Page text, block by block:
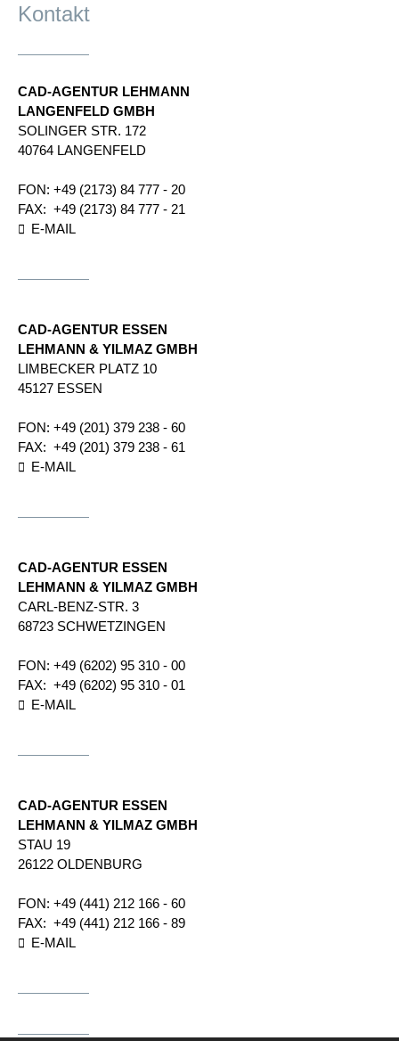
Kontakt
CAD-AGENTUR LEHMANN
LANGENFELD GMBH
SOLINGER STR.​ 172​
40764 LANGENFELD
FON: +49 (2173) 84 777 - 20
FAX: +49 (2173) 84 777 - 21
E-MAIL
CAD-AGENTUR ESSEN
LEHMANN & YILMAZ GMBH
LIMBECKER PLATZ 10
45127 ESSEN
FON: +49 (201) 379 238 - 60
FAX: +49 (201) 379 238 - 61
E-MAIL
CAD-AGENTUR ESSEN
LEHMANN & YILMAZ GMBH
CARL-BENZ-STR. 3
68723 SCHWETZINGEN
FON: +49 (6202) 95 310 - 00
FAX: +49 (6202) 95 310 - 01
E-MAIL
CAD-AGENTUR ESSEN
LEHMANN & YILMAZ GMBH
STAU 19
26122 OLDENBURG
FON: +49 (441) 212 166 - 60
FAX: +49 (441) 212 166 - 89
E-MAIL